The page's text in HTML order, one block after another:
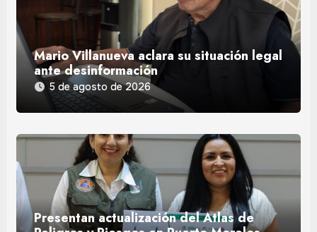
Mario Villanueva aclara su situación legal
ante desinformación
5 de agosto de 2026
Presentan actualización del Atlas de